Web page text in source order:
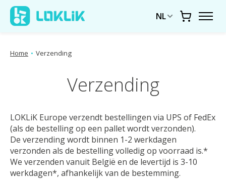
NL
Home • Verzending
Verzending
LOKLiK Europe verzendt bestellingen via UPS of FedEx
(als de bestelling op een pallet wordt verzonden).
De verzending wordt binnen 1-2 werkdagen
verzonden als de bestelling volledig op voorraad is.*
We verzenden vanuit België en de levertijd is 3-10
werkdagen*, afhankelijk van de bestemming.